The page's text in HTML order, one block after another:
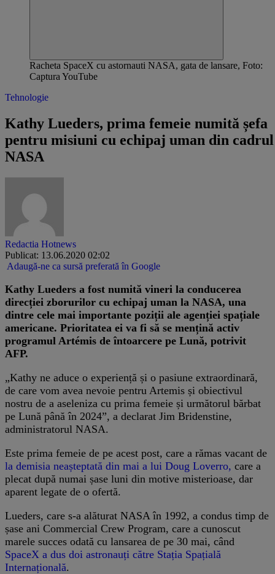
Racheta SpaceX cu astornauti NASA, gata de lansare, Foto:
Captura YouTube
Tehnologie
Kathy Lueders, prima femeie numită șefa
pentru misiuni cu echipaj uman din cadrul
NASA
Redactia Hotnews
Publicat: 13.06.2020 02:02
Adaugă-ne ca sursă preferată în Google
Kathy Lueders a fost numită vineri la conducerea
direcției zborurilor cu echipaj uman la NASA, una
dintre cele mai importante poziții ale agenției spațiale
americane. Prioritatea ei va fi să se mențină activ
programul Artémis de întoarcere pe Lună, potrivit
AFP.
„Kathy ne aduce o experiență și o pasiune extraordinară,
de care vom avea nevoie pentru Artemis și obiectivul
nostru de a aseleniza cu prima femeie și următorul bărbat
pe Lună până în 2024”, a declarat Jim Bridenstine,
administratorul NASA.
Este prima femeie de pe acest post, care a rămas vacant de
la demisia neașteptată din mai a lui Doug Loverro, care a
plecat după numai șase luni din motive misterioase, dar
aparent legate de o ofertă.
Lueders, care s-a alăturat NASA în 1992, a condus timp de
șase ani Commercial Crew Program, care a cunoscut
marele succes odată cu lansarea de pe 30 mai, când
SpaceX a dus doi astronauți către Stația Spațială
Internațională.